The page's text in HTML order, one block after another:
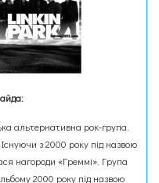
альтернативна рок-група.
з 2000 року під назвою
нагороди «Греммі». Група
2000 року під назвою